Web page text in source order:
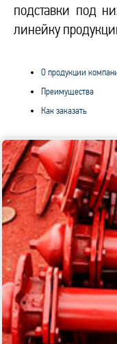
подставки под
линейку
О продукции
Преимущества
Как заказать